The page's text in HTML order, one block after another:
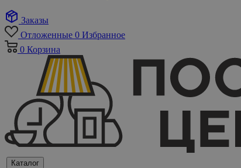
Заказы
Отложенные 0 Избранное
0 Корзина
Каталог